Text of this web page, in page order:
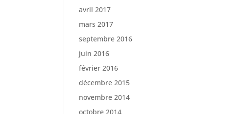
avril 2017
mars 2017
septembre 2016
juin 2016
février 2016
décembre 2015
novembre 2014
octobre 2014